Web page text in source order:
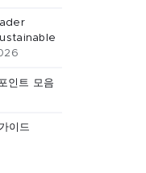
인트 모음
이드